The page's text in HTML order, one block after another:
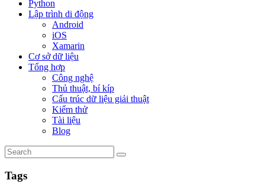
Python
Lập trình di động
Android
iOS
Xamarin
Cơ sở dữ liệu
Tổng hợp
Công nghệ
Thủ thuật, bí kíp
Cấu trúc dữ liệu giải thuật
Kiểm thử
Tài liệu
Blog
Tags